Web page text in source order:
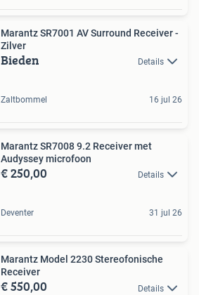
Marantz SR7001 AV Surround Receiver -
Zilver
Bieden Details
Zaltbommel 16 jul 26
Marantz SR7008 9.2 Receiver met
Audyssey microfoon
€ 250,00 Details
Deventer 31 jul 26
Marantz Model 2230 Stereofonische
Receiver
€ 550,00 Details